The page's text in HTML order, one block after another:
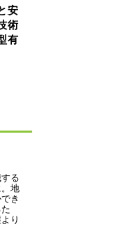
安
術
有
る
地
き
り